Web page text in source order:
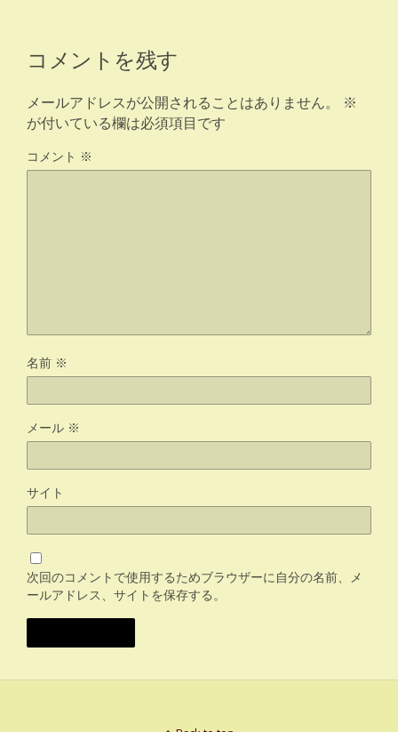
コメントを残す
メールアドレスが公開されることはありません。
※
が付いている欄は必須項目です
コメント ※
名前 ※
メール ※
サイト
次回のコメントで使用するためブラウザーに自分の名前、メ
ールアドレス、サイトを保存する。